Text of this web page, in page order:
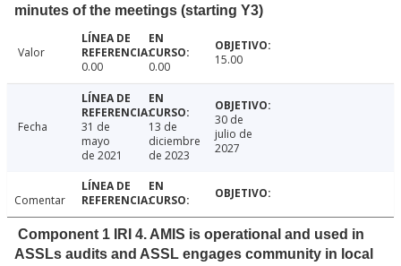
minutes of the meetings (starting Y3)
Valor
0.00
0.00 15.00
Fecha
31 de
mayo
de 2021
13 de
diciembre
de 2023
30 de
julio de
2027
Comentar
Component 1 IRI 4. AMIS is operational and used in
ASSLs audits and ASSL engages community in local